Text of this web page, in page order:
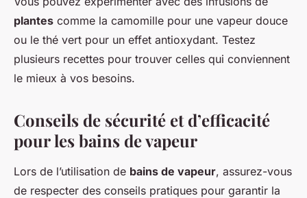
plantes comme la camomille pour une vapeur douce
ou le thé vert pour un effet antioxydant. Testez
plusieurs recettes pour trouver celles qui conviennent
le mieux à vos besoins.
Conseils de sécurité et d’efficacité
pour les bains de vapeur
Lors de l’utilisation de bains de vapeur, assurez-vous
de respecter des conseils pratiques pour garantir la